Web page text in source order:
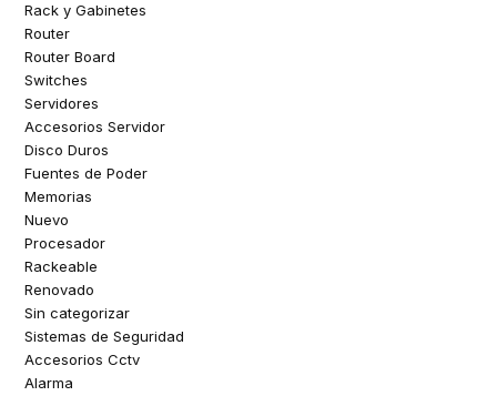
Rack y Gabinetes
Router
Router Board
Switches
Servidores
Accesorios Servidor
Disco Duros
Fuentes de Poder
Memorias
Nuevo
Procesador
Rackeable
Renovado
Sin categorizar
Sistemas de Seguridad
Accesorios Cctv
Alarma